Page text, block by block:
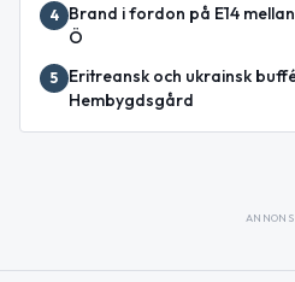
4
Brand i fordon på E14
Ö
5
Eritreansk och ukrainsk
Hembygdsgård
ANNONS